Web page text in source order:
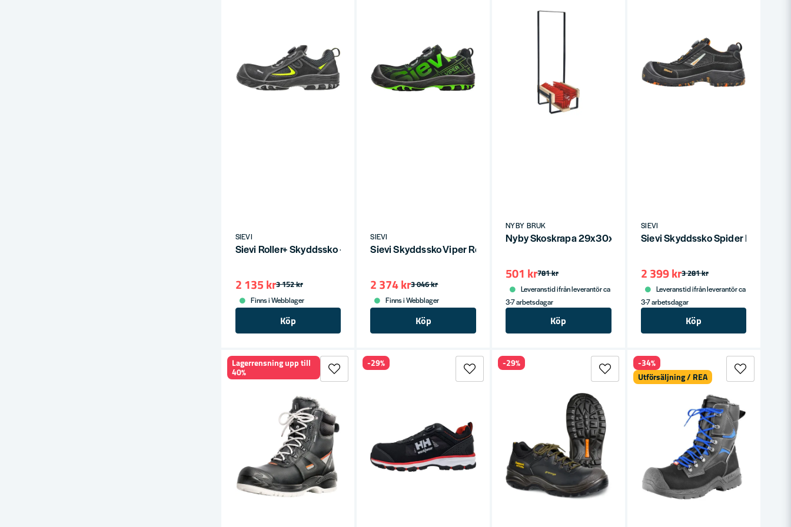
SIEVI
Sievi Roller+ Skyddssko – BOA-snörning, Kompositskydd, ESD
3 152 kr
2 135 kr
Finns i Webblager
Köp
SIEVI
Sievi Skyddssko Viper Roller+ S3 BOA
3 046 kr
2 374 kr
Finns i Webblager
Köp
NYBY BRUK
Nyby Skoskrapa 29x30x80cm
781 kr
501 kr
Leveranstid ifrån leverantör ca
3-7 arbetsdagar
Köp
SIEVI
Sievi Skyddssko Spider Roller
3 281 kr
2 399 kr
Leveranstid ifrån leverantör ca
3-7 arbetsdagar
Köp
Lagerrensning upp till
40%
-29% -29%
-34%
Utförsäljning / REA